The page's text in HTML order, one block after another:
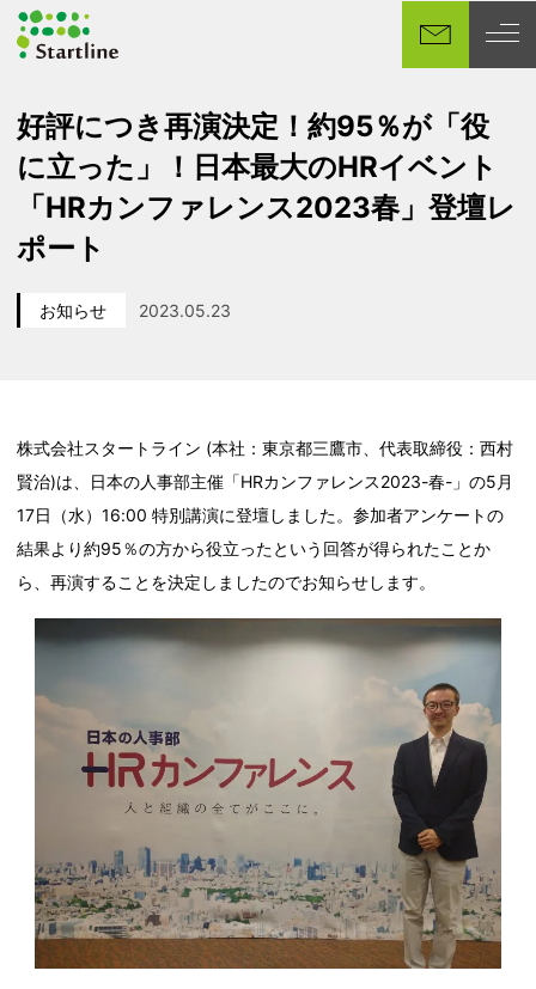
イ
ン
へ
好評につき再演決定！約95％が「役
に立った」！日本最大のHRイベント
「HRカンファレンス2023春」登壇レ
ポート
カテゴリー
お知らせ
投稿日
2023.05.23
株式会社スタートライン (本社：東京都三鷹市、代表取締役：西村
賢治)は、日本の人事部主催「HRカンファレンス2023-春-」の5月
17日（水）16:00 特別講演に登壇しました。参加者アンケートの
結果より約95％の方から役立ったという回答が得られたことか
ら、再演することを決定しましたのでお知らせします。